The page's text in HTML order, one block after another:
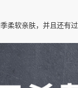
软亲肤，并且还有